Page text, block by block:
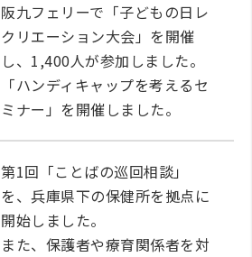
阪九フェリーで「子どもの日レ
クリエーション大会」を開催
し、1,400人が参加しました。
「ハンディキャップを考えるセ
ミナー」を開催しました。
第1回「ことばの巡回相談」
を、兵庫県下の保健所を拠点に
開始しました。
また、保護者や療育関係者を対